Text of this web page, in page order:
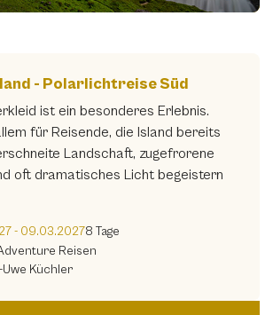
- Polarlichtreise Süd
ist ein besonderes Erlebnis.
für Reisende, die Island bereits
Landschaft, zugefrorene
oft dramatisches Licht begeistern
- 09.03.20278 Tage
Reisen
Uwe Küchler